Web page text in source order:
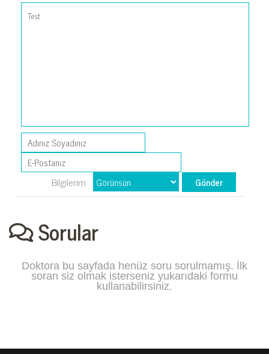
Bilgilerim
Sorular
Doktora bu sayfada henüz soru sorulmamış. İlk
soran siz olmak isterseniz yukarıdaki formu
kullanabilirsiniz.